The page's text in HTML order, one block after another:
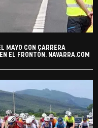
MAYO CON CARRERA
EL FRONTÓN. NAVARRA.COM